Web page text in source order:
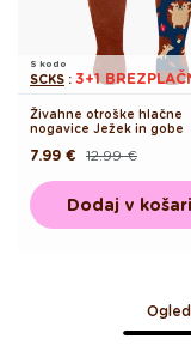
S kodo
SCKS : 3+1
Živahne otroške hlačne
nogavice Ježek in gobe
Redna 12.99 €
Akcijska
7.99 €
Dodaj v